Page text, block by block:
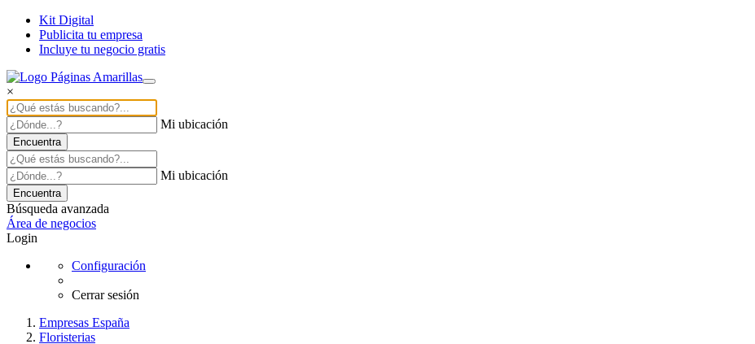
Kit Digital
Publicita tu empresa
Incluye tu negocio gratis
×
Mi ubicación
Encuentra
Mi ubicación
Encuentra
Búsqueda avanzada
Área de negocios
Login
Configuración
Cerrar sesión
Empresas España
Floristerias